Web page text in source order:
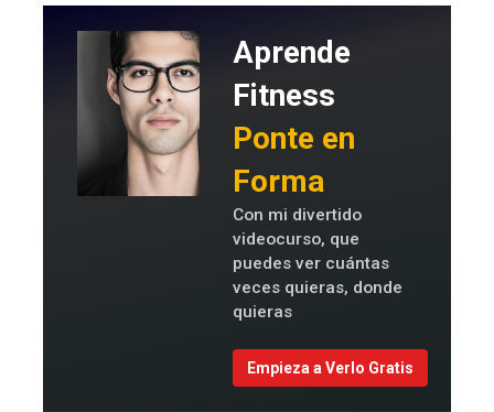
Aprende
Fitness
Ponte en
Forma
Con mi divertido
videocurso, que
puedes ver cuántas
veces quieras, donde
quieras
Empieza a Verlo Gratis